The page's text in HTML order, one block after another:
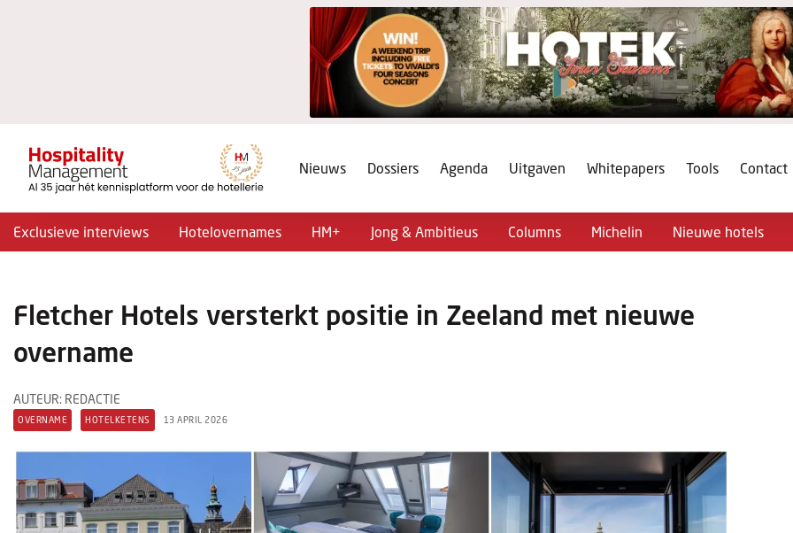
Nieuws Dossiers Agenda Uitgaven Whitepapers Tools Contact
Exclusieve interviews Hotelovernames HM+ Jong & Ambitieus Columns Michelin Nieuwe hotels
Fletcher Hotels versterkt positie in Zeeland met nieuwe
overname
AUTEUR: REDACTIE
OVERNAME HOTELKETENS 13 APRIL 2026